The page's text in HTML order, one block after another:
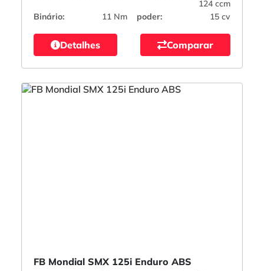
124 ccm
Binário:
11 Nm poder: 15 cv
Detalhes Comparar
FB Mondial SMX 125i Enduro ABS